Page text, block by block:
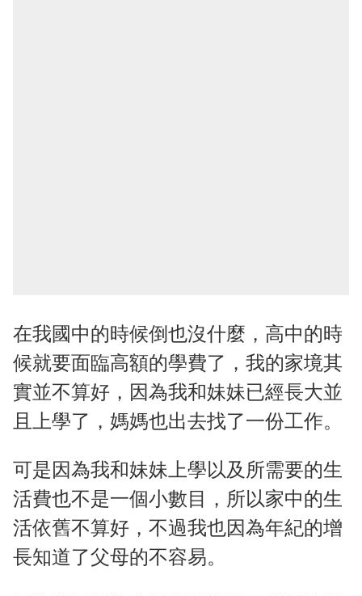
在我國中的時候倒也沒什麼，高中的時
候就要面臨高額的學費了，我的家境其
實並不算好，因為我和妹妹已經長大並
且上學了，媽媽也出去找了一份工作。
可是因為我和妹妹上學以及所需要的生
活費也不是一個小數目，所以家中的生
活依舊不算好，不過我也因為年紀的增
長知道了父母的不容易。